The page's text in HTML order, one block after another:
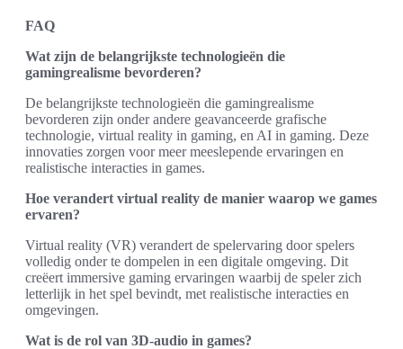
FAQ
Wat zijn de belangrijkste technologieën die
gamingrealisme bevorderen?
De belangrijkste technologieën die gamingrealisme
bevorderen zijn onder andere geavanceerde grafische
technologie, virtual reality in gaming, en AI in gaming. Deze
innovaties zorgen voor meer meeslepende ervaringen en
realistische interacties in games.
Hoe verandert virtual reality de manier waarop we games
ervaren?
Virtual reality (VR) verandert de spelervaring door spelers
volledig onder te dompelen in een digitale omgeving. Dit
creëert immersive gaming ervaringen waarbij de speler zich
letterlijk in het spel bevindt, met realistische interacties en
omgevingen.
Wat is de rol van 3D-audio in games?